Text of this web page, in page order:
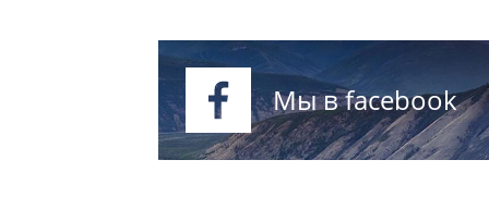
Мы в facebook